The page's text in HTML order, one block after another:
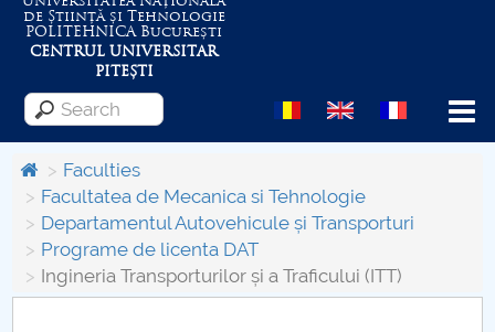
de Știință și Tehnologie
POLITEHNICABucurești
CENTRUL UNIVERSITAR
PITEȘTI
Menu
About the University
Centrul de Management al Proiectelor
Faculties
Facultatea de Mecanica si Tehnologie
Departamentul Autovehicule și Transporturi
Programe de licenta DAT
Ingineria Transporturilor și a Traficului (ITT)